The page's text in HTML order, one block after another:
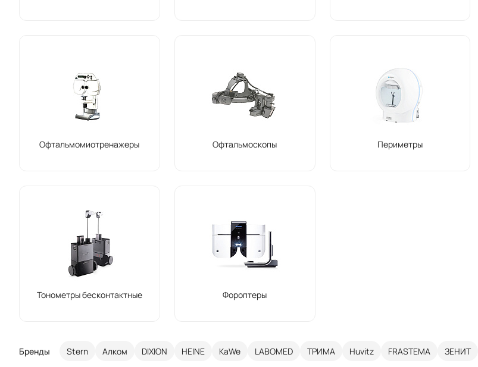
Офтальмомиотренажеры Офтальмоскопы Периметры
Тонометры бесконтактные Фороптеры
Бренды Stern Алком DIXION HEINE KaWe LABOMED ТРИМА Huvitz FRASTEMA ЗЕНИТ